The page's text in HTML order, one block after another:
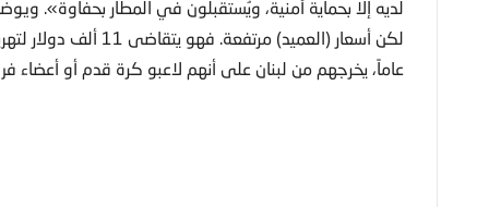
لديه إلا بحماية أمنية، ويُستقبلون في المطار بحفاوة».
عاماً، يخرجهم من لبنان على أنهم لاعبو كرة قدم أو أعضاء